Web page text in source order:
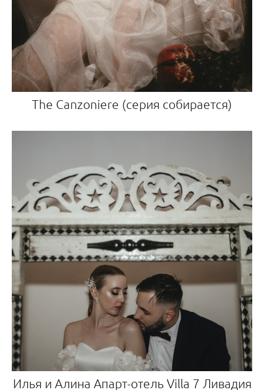
The Canzoniere (серия собирается)
Илья и Алина Апарт-отель Villa 7 Ливадия